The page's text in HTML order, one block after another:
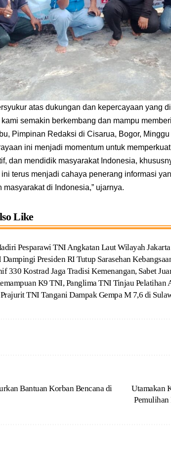
atas dukungan dan kepercayaan yang
semakin berkembang dan mampu
Pimpinan Redaksi di Cisarua, Bogor,
ini menjadi momentum untuk
dan mendidik masyarakat Indonesia,
ini terus menjadi cahaya penerang informasi
masyarakat di Indonesia,” ujarnya.
Like
Pesparawi TNI Angkatan Laut Wilayah
Presiden RI Tutup Sarasehan
330 Kostrad Jaga Tradisi Kemenangan, Sabet
K9 TNI, Panglima TNI Tinjau Pelatihan
TNI Tangani Dampak Gempa M 7,6 di
Bantuan Korban Bencana di
Utamakan
Pemulihan